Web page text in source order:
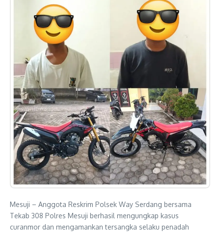
Mesuji – Anggota Reskrim Polsek Way Serdang bersama
Tekab 308 Polres Mesuji berhasil mengungkap kasus
curanmor dan mengamankan tersangka selaku penadah